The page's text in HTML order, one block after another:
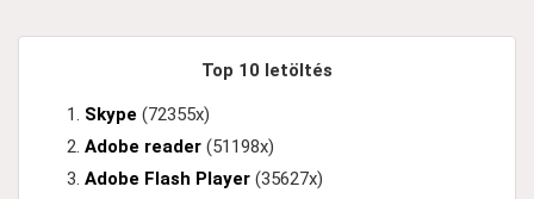
Top 10 letöltés
Skype (72355x)
Adobe reader (51198x)
Adobe Flash Player (35627x)